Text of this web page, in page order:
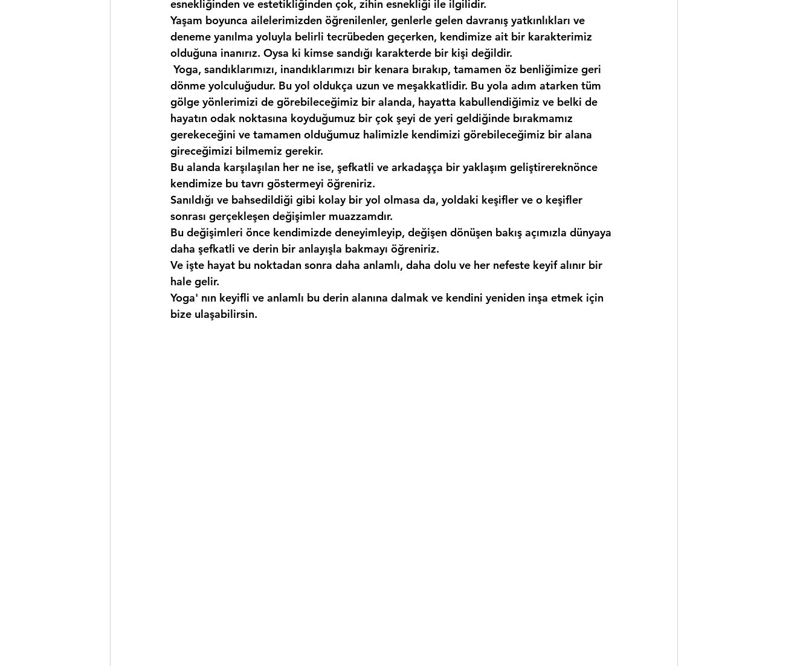
esnekliğinden ve estetikliğinden çok, zihin esnekliği ile ilgilidir.
Yaşam boyunca ailelerimizden öğrenilenler, genlerle gelen davranış yatkınlıkları ve
deneme yanılma yoluyla belirli tecrübeden geçerken, kendimize ait bir karakterimiz
olduğuna inanırız. Oysa ki kimse sandığı karakterde bir kişi değildir.
dönme yolculuğudur. Bu yol oldukça uzun ve meşakkatlidir. Bu yola adım atarken tüm
gölge yönlerimizi de görebileceğimiz bir alanda, hayatta kabullendiğimiz ve belki de
hayatın odak noktasına koyduğumuz bir çok şeyi de yeri geldiğinde bırakmamız
gerekeceğini ve tamamen olduğumuz halimizle kendimizi görebileceğimiz bir alana
gireceğimizi bilmemiz gerekir.
Bu alanda karşılaşılan her ne ise, şefkatli ve arkadaşça bir yaklaşım geliştirereknönce
kendimize bu tavrı göstermeyi öğreniriz.
Sanıldığı ve bahsedildiği gibi kolay bir yol olmasa da, yoldaki keşifler ve o keşifler
sonrası gerçekleşen değişimler muazzamdır.
Bu değişimleri önce kendimizde deneyimleyip, değişen dönüşen bakış açımızla dünyaya
daha şefkatli ve derin bir anlayışla bakmayı öğreniriz.
Ve işte hayat bu noktadan sonra daha anlamlı, daha dolu ve her nefeste keyif alınır bir
hale gelir.
Yoga' nın keyifli ve anlamlı bu derin alanına dalmak ve kendini yeniden inşa etmek için
bize ulaşabilirsin.